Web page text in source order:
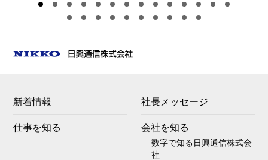
新着情報 社長メッセージ
仕事を知る 会社を知る
数字で知る日興通信株式会
社